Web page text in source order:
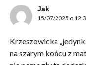
Jak
15/07/2025 o
Krzeszowicka
na szarym końcu z